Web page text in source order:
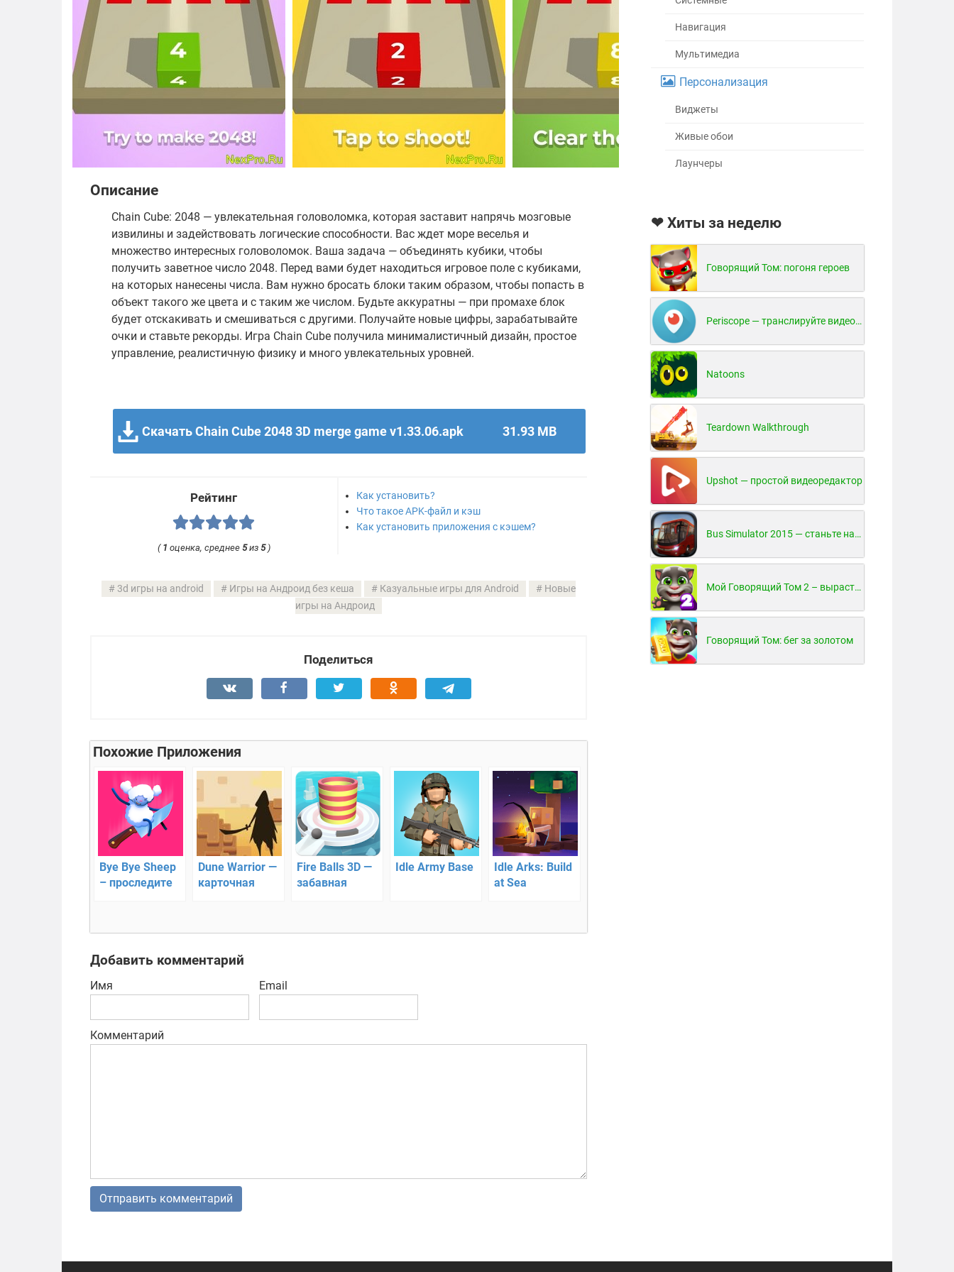
Описание
Chain Cube: 2048 — увлекательная головоломка, которая заставит напрячь мозговые
извилины и задействовать логические способности. Вас ждет море веселья и
множество интересных головоломок. Ваша задача — объединять кубики, чтобы
получить заветное число 2048. Перед вами будет находиться игровое поле с кубиками,
на которых нанесены числа. Вам нужно бросать блоки таким образом, чтобы попасть в
объект такого же цвета и с таким же числом. Будьте аккуратны — при промахе блок
будет отскакивать и смешиваться с другими. Получайте новые цифры, зарабатывайте
очки и ставьте рекорды. Игра Chain Cube получила минималистичный дизайн, простое
управление, реалистичную физику и много увлекательных уровней.
Скачать Chain Cube 2048 3D merge game v1.33.06.apk 31.93 MB
Рейтинг
( 1 оценка, среднее 5из 5)
Как установить?
Что такое APK-файл и кэш
Как установить приложения с кэшем?
3d игры на android Игры на Андроид без кеша Казуальные игры для Android
Новые
игры на Андроид
Поделиться
Похожие Приложения
Bye Bye Sheep
– проследите
Dune Warrior —
карточная
Fire Balls 3D —
забавная
Idle Army Base
Idle Arks: Build
at Sea
Добавить комментарий
Имя Email
Комментарий
Навигация
Мультимедиа
Персонализация
Виджеты
Живые обои
Лаунчеры
❤ Хиты за неделю
Говорящий Том: погоня героев
Periscope — транслируйте видео в реальном времени!
Natoons
Teardown Walkthrough
Upshot — простой видеоредактор
Bus Simulator 2015 — станьте настоящим водителем автобуса!
Мой Говорящий Том 2 – вырасти и воспитай своего котенка
Говорящий Том: бег за золотом